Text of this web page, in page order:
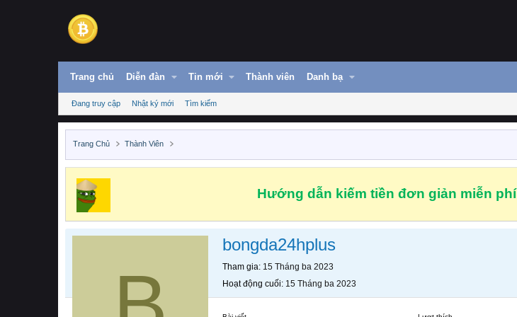
Trang chủ Diễn đàn Tin mới Thành viên Danh bạ
Đang truy cập Nhật ký mới Tìm kiếm
Trang Chủ Thành Viên
Hướng dẫn kiếm tiền đơn giản miễn phí
bongda24hplus
Tham gia 15 Tháng ba 2023
Hoạt động cuối 15 Tháng ba 2023